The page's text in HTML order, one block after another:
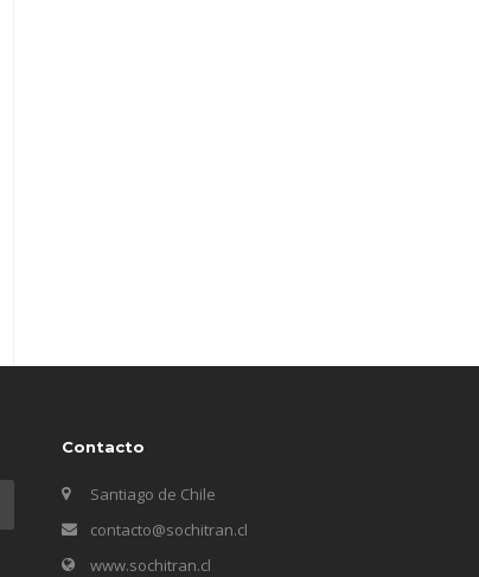
Contacto
Santiago de Chile
contacto@sochitran.cl
www.sochitran.cl